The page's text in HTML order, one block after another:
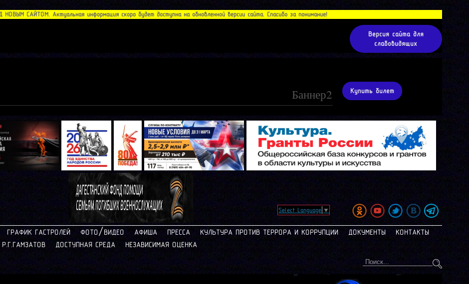
САЙТОМ. Актуальная информация скоро будет доступна на обновленной версии сайта. Спасибо за понимание!
Версия сайта для
слабовидящих
Купить билет
Баннер2
Select Language ▼
ГРАФИК ГАСТРОЛЕЙ ФОТО/ВИДЕО АФИША ПРЕССА КУЛЬТУРА ПРОТИВ ТЕРРОРА И КОРРУПЦИИ ДОКУМЕНТЫ
КОНТАКТЫ
ДОСТУПНАЯ СРЕДА НЕЗАВИСИМАЯ ОЦЕНКА